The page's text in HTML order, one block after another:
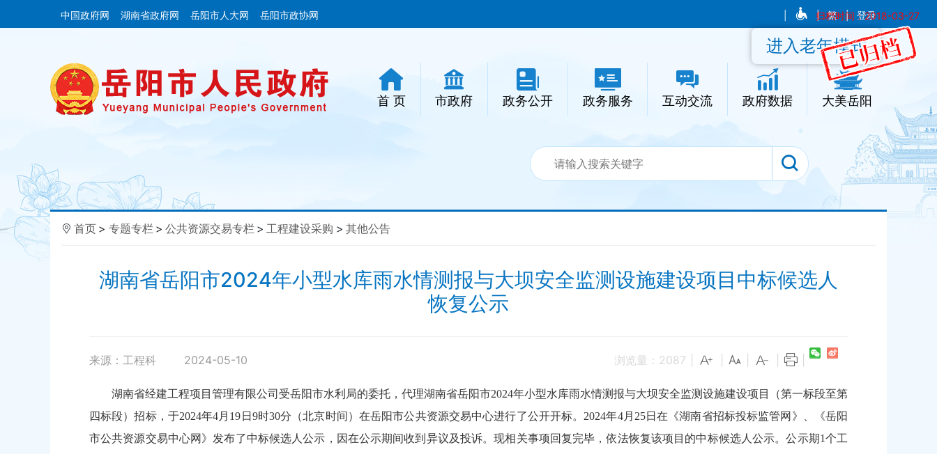
归档时间：2018-03-27
中国政府网 湖南省政府网 岳阳市人大网 岳阳市政协网 |繁| 登录
首 页 市政府 政务公开 政务服务 互动交流 政府数据 大美岳阳
进入老年模式
首页 > 专题专栏 > 公共资源交易专栏 > 工程建设采购 > 其他公告
湖南省岳阳市2024年小型水库雨水情测报与大坝安全监测设施建设项目中标候选人
恢复公示
来源：工程科 2024-05-10 浏览量： 2087
湖南省经建工程项目管理有限公司受岳阳市水利局的委托，代理湖南省岳阳市2024年小型水库雨水情测报与大坝安全监测设施建设项目（第一标段至第
四标段）招标，于2024年4月19日9时30分（北京时间）在岳阳市公共资源交易中心进行了公开开标。2024年4月25日在《湖南省招标投标监管网》、《岳阳
市公共资源交易中心网》发布了中标候选人公示，因在公示期间收到异议及投诉。现相关事项回复完毕，依法恢复该项目的中标候选人公示。公示期1个工